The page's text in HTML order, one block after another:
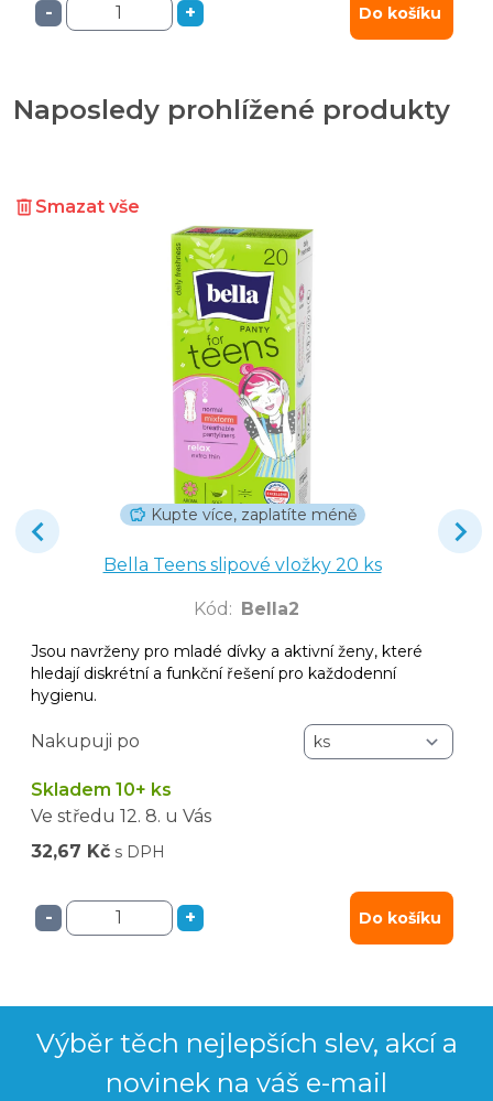
- + Do košíku
Naposledy prohlížené produkty
Smazat vše
Kupte více, zaplatíte méně
Bella Teens slipové vložky 20 ks
Kód : Bella2
Jsou navrženy pro mladé dívky a aktivní ženy, které
hledají diskrétní a funkční řešení pro každodenní
hygienu.
Nakupuji po
Skladem 10+ ks
Ve středu 12. 8. u Vás
32,67 Kč s DPH
- + Do košíku
Výběr těch nejlepších slev, akcí a
novinek na váš e-mail